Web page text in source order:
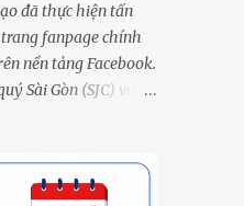
đã thực hiện tấn
fanpage chính
nền tảng Facebook.
Sài Gòn (SJC) vừa
công ty SJC trên nền
link page